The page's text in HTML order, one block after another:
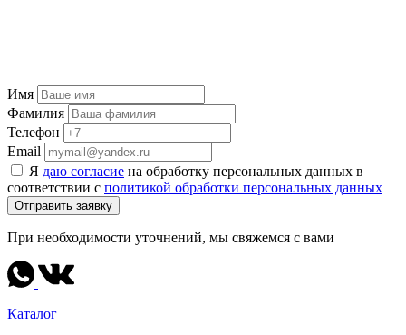
Имя
Фамилия
Телефон
Email
Я даю согласие на обработку персональных данных в
соответствии с политикой обработки персональных данных
Отправить заявку
При необходимости уточнений, мы свяжемся с вами
Каталог